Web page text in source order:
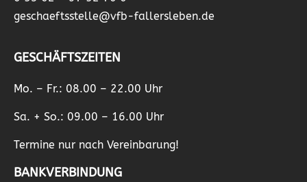
geschaeftsstelle@vfb-fallersleben.de
GESCHÄFTSZEITEN
Mo. – Fr.: 08.00 – 22.00 Uhr
Sa. + So.: 09.00 – 16.00 Uhr
Termine nur nach Vereinbarung!
BANKVERBINDUNG